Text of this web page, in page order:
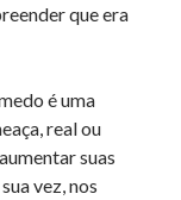
que era
é uma
real ou
suas
vez, nos